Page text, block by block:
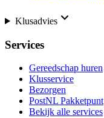
Klusadvies
Services
Gereedschap huren
Klusservice
Bezorgen
PostNL Pakketpunt
Bekijk alle services